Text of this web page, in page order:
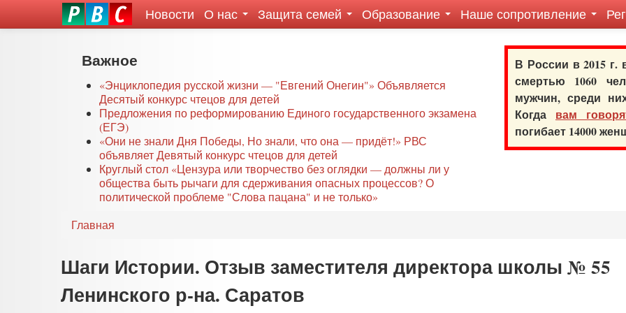
Новости О нас Защита семей Образование Наше сопротивление
Важное
«Энциклопедия русской жизни — "Евгений Онегин"» Объявляется
Десятый конкурс чтецов для детей
Предложения по реформированию Единого государственного экзамена
(ЕГЭ)
«Они не знали Дня Победы, Но знали, что она — придёт!» РВС
объявляет Девятый конкурс чтецов для детей
Круглый стол «Цензура или творчество без оглядки — должны ли у
общества быть рычаги для сдерживания опасных процессов? О
политической проблеме "Слова пацана" и не только»
В России в 2015 г.
смертью 1060
мужчин, среди
Когда вам
погибает 14000
Главная
Шаги Истории. Отзыв заместителя директора школы № 55
Ленинского р-на. Саратов